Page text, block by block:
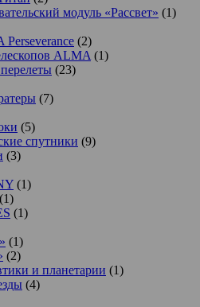
модуль «Рассвет» (1)
(2)
ALMA (1)
(23)
(7)
(5)
спутники (9)
(3)
(1)
(1)
(1)
(1)
(2)
и планетарии (1)
(4)